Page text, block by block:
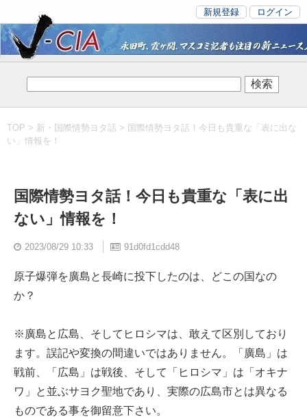
新規登録 ログイン
TOP > 新・国際情勢ヨタ話 > 国際情勢ヨタ話！今日も貴重な「表に出な
い」情報を！
国際情勢ヨタ話！今日も貴重な「表に出
ない」情報を！
2023/08/29 10:33 91d0fd1cdd48
原子爆弾を廣島と長崎に投下したのは、どこの国なの
か？
※廣島と広島、そしてヒロシマは、敢えて区別しており
ます。誤記や変換の間違いではありません。「廣島」は
戦前、「広島」は戦後、そして「ヒロシマ」は「オキナ
ワ」と並ぶサヨク聖地であり、実際の広島市とは異なる
ものである事を御留意下さい。